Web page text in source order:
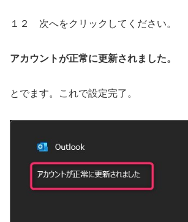
１２ 次へをクリックしてください。
アカウントが正常に更新されました。
とでます。これで設定完了。